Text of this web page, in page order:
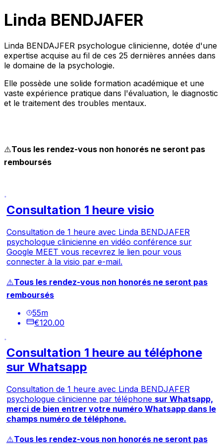
Linda BENDJAFER
Linda BENDAJFER psychologue clinicienne, dotée d'une
expertise acquise au fil de ces 25 dernières années dans
le domaine de la psychologie.
Elle possède une solide formation académique et une
vaste expérience pratique dans l'évaluation, le diagnostic
et le traitement des troubles mentaux.
⚠️Tous les rendez-vous non honorés ne seront pas
remboursés
Consultation 1 heure visio
Consultation de 1 heure avec Linda BENDJAFER
psychologue clinicienne en vidéo conférence sur
Google MEET vous recevrez le lien pour vous
connecter à la visio par e-mail.
⚠️Tous les rendez-vous non honorés ne seront pas
remboursés
55m
€120.00
Consultation 1 heure au téléphone
sur Whatsapp
Consultation de 1 heure avec Linda BENDJAFER
psychologue clinicienne par téléphone sur Whatsapp,
merci de bien entrer votre numéro Whatsapp dans le
champs numéro de téléphone.
⚠️Tous les rendez-vous non honorés ne seront pas